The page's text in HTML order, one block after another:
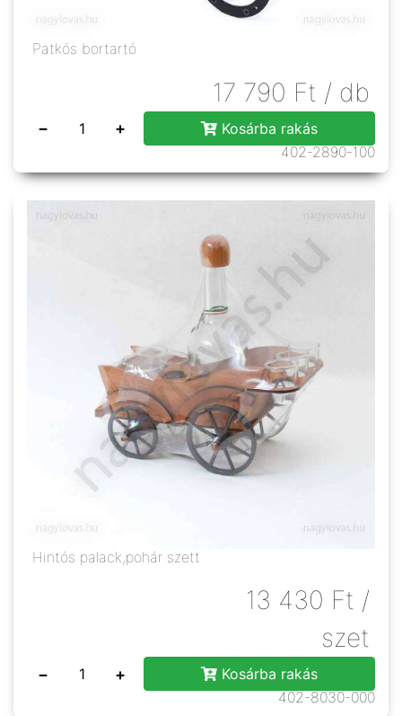
Patkós bortartó
17 790 Ft / db
− +
Kosárba rakás
402-2890-100
Hintós palack,pohár szett
13 430 Ft /
szet
− +
Kosárba rakás
402-8030-000